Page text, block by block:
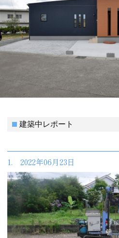
建築中レポート
1. 2022年06月23日